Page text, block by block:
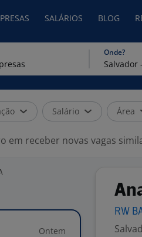
SALÁRIOS BLOG
Onde?
Salário Área
em receber novas vagas
Ontem
RW